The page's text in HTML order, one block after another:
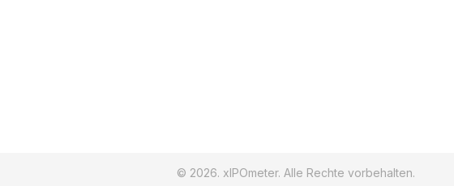
© 2026. xIPOmeter. Alle Rechte vorbehalten.